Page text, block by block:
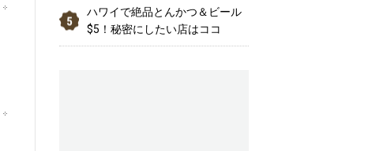
ハワイで絶品とんかつ＆ビール
$5！秘密にしたい店はココ